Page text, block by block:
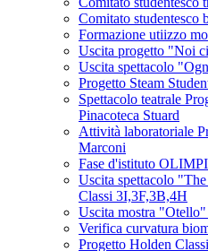
Comitato studentesco
Formazione utiizzo
Uscita progetto "Noi
Uscita spettacolo
Progetto Steam
Spettacolo teatrale
Pinacoteca Stuard
Attività laboratoriale
Marconi
Fase d'istituto
Uscita spettacolo
Classi 3I,3F,3B,4H
Uscita mostra "Otello"
Verifica curvatura
Progetto Holden